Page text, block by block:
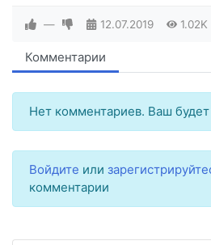
— 12.07.2019 1.02K
Комментарии
Нет комментариев. Ваш
Войдите или
комментарии